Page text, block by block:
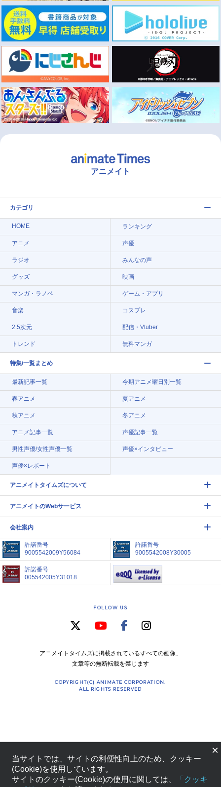
アニメイト
カテゴリ
HOME ランキング
アニメ 声優
ラジオ みんなの声
グッズ 映画
マンガ・ラノベ ゲーム・アプリ
音楽 コスプレ
2.5次元 配信・Vtuber
トレンド 無料マンガ
特集/一覧まとめ
最新記事一覧 今期アニメ曜日別一覧
春アニメ 夏アニメ
秋アニメ 冬アニメ
アニメ記事一覧 声優記事一覧
男性声優/女性声優一覧 声優×インタビュー
声優×レポート
アニメイトタイムズについて
アニメイトのWebサービス
会社案内
許諾番号
9005542009Y56084
許諾番号
9005542008Y30005
許諾番号
005542005Y31018
FOLLOW US
アニメイトタイムズに掲載されているすべての画像、
文章等の無断転載を禁じます
COPYRIGHT(C) ANIMATE CORPORATION.
ALL RIGHTS RESERVED
×
当サイトでは、サイトの利便性向上のため、クッキー
(Cookie)を使用しています。
サイトのクッキー(Cookie)の使用に関しては、
「クッキ